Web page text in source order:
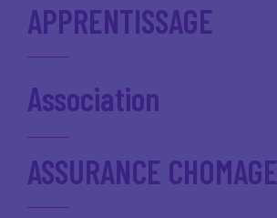
APPRENTISSAGE
Association
ASSURANCE CHOMAGE